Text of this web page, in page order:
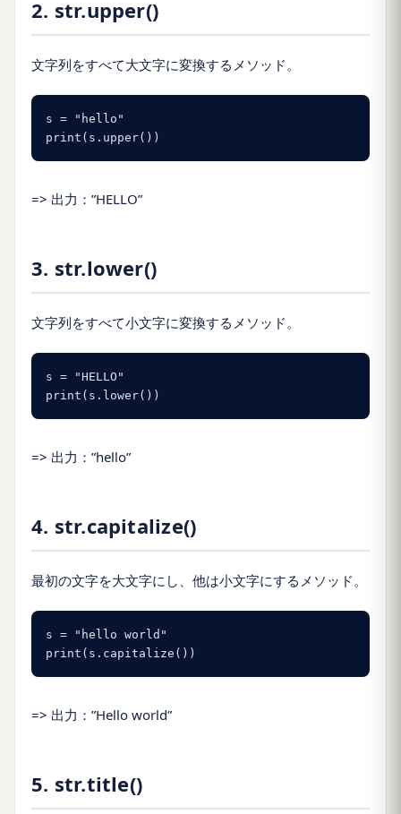
2. str.upper()
文字列をすべて大文字に変換するメソッド。
s = "hello"
print(s.upper())
=> 出力：”HELLO”
3. str.lower()
文字列をすべて小文字に変換するメソッド。
s = "HELLO"
print(s.lower())
=> 出力：”hello”
4. str.capitalize()
最初の文字を大文字にし、他は小文字にするメソッド。
s = "hello world"
print(s.capitalize())
=> 出力：”Hello world”
5. str.title()